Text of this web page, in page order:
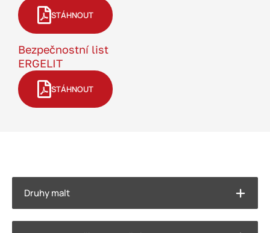
STÁHNOUT
Bezpečnostní list
ERGELIT
STÁHNOUT
Druhy malt